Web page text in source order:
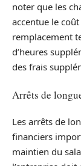
noter que les
accentue le
remplacement
d’heures
des frais
Arrêts de
Les arrêts de
financiers
maintien du